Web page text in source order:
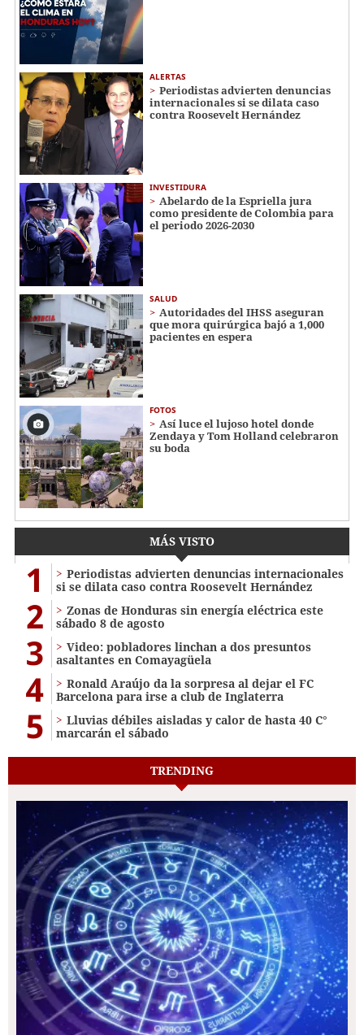
ALERTAS
Periodistas advierten denuncias
internacionales si se dilata caso
contra Roosevelt Hernández
INVESTIDURA
Abelardo de la Espriella jura
como presidente de Colombia para
el periodo 2026-2030
SALUD
Autoridades del IHSS aseguran
que mora quirúrgica bajó a 1,000
pacientes en espera
FOTOS
Así luce el lujoso hotel donde
Zendaya y Tom Holland celebraron
su boda
MÁS VISTO
1
Periodistas advierten denuncias internacionales
si se dilata caso contra Roosevelt Hernández
2
Zonas de Honduras sin energía eléctrica este
sábado 8 de agosto
3
Video: pobladores linchan a dos presuntos
asaltantes en Comayagüela
4
Ronald Araújo da la sorpresa al dejar el FC
Barcelona para irse a club de Inglaterra
5
Lluvias débiles aisladas y calor de hasta 40 C°
marcarán el sábado
TRENDING